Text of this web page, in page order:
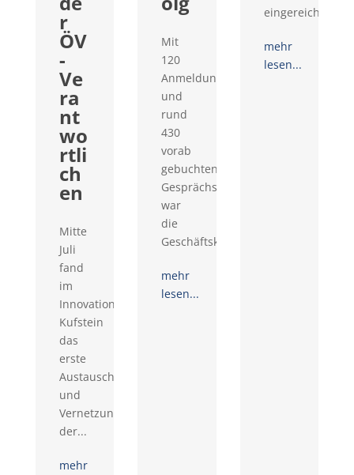
r
ÖV
-
Ve
ra
nt
wo
rtli
ch
en
Mitte
Juli
fand
im
Innovationsraum
Kufstein
das
erste
Austausch-
und
Vernetzungstreffen
der...
mehr
Mit
120
Anmeldungen
und
rund
430
vorab
gebuchten
Gesprächswünschen
war
die
Geschäftskontaktemesse...
mehr
lesen...
eingereicht...
mehr
lesen...